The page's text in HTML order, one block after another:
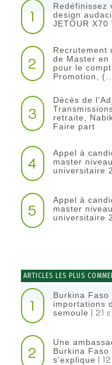
1
Redéfinissez
design
JETOUR X70
2
Recrutement
de Master en
pour le
Promotion,
3
Décès de
retraite,
Faire part
4
Appel à
master
universitaire
5
Appel à
master
universitaire
ARTICLES LES PLUS
1
Burkina
importations
semoule | 21
2
Une
Burkina
s’explique |